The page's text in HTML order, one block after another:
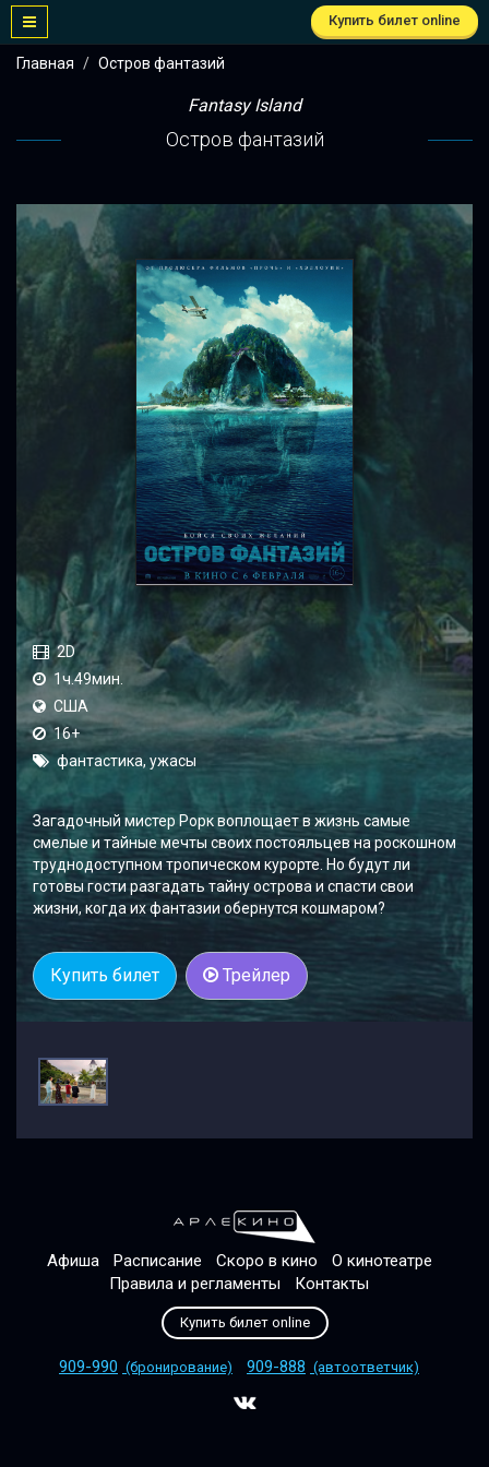
Купить билет online
Главная Остров фантазий
Fantasy Island
Остров фантазий
2D
1ч.49мин.
США
16+
фантастика, ужасы
Загадочный мистер Рорк воплощает в жизнь самые
смелые и тайные мечты своих постояльцев на роскошном
труднодоступном тропическом курорте. Но будут ли
готовы гости разгадать тайну острова и спасти свои
жизни, когда их фантазии обернутся кошмаром?
Купить билет Трейлер
Афиша Расписание Скоро в кино
О кинотеатре
Правила и регламенты
Контакты
Купить билет online
909-990 (бронирование) 909-888 (автоответчик)